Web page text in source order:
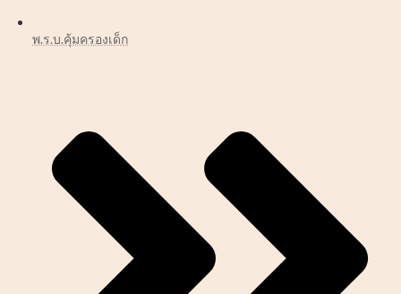
พ.ร.บ.คุ้มครองเด็ก